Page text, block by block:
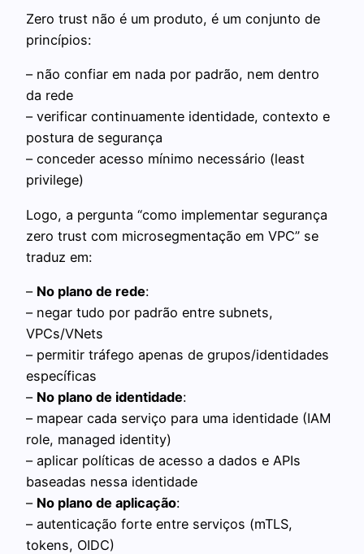
Zero trust não é um produto, é um conjunto de
princípios:
– não confiar em nada por padrão, nem dentro
da rede
– verificar continuamente identidade, contexto e
postura de segurança
– conceder acesso mínimo necessário (least
privilege)
Logo, a pergunta “como implementar segurança
zero trust com microsegmentação em VPC” se
traduz em:
– No plano de rede:
– negar tudo por padrão entre subnets,
VPCs/VNets
– permitir tráfego apenas de grupos/identidades
específicas
– No plano de identidade:
– mapear cada serviço para uma identidade (IAM
role, managed identity)
– aplicar políticas de acesso a dados e APIs
baseadas nessa identidade
– No plano de aplicação:
– autenticação forte entre serviços (mTLS,
tokens, OIDC)